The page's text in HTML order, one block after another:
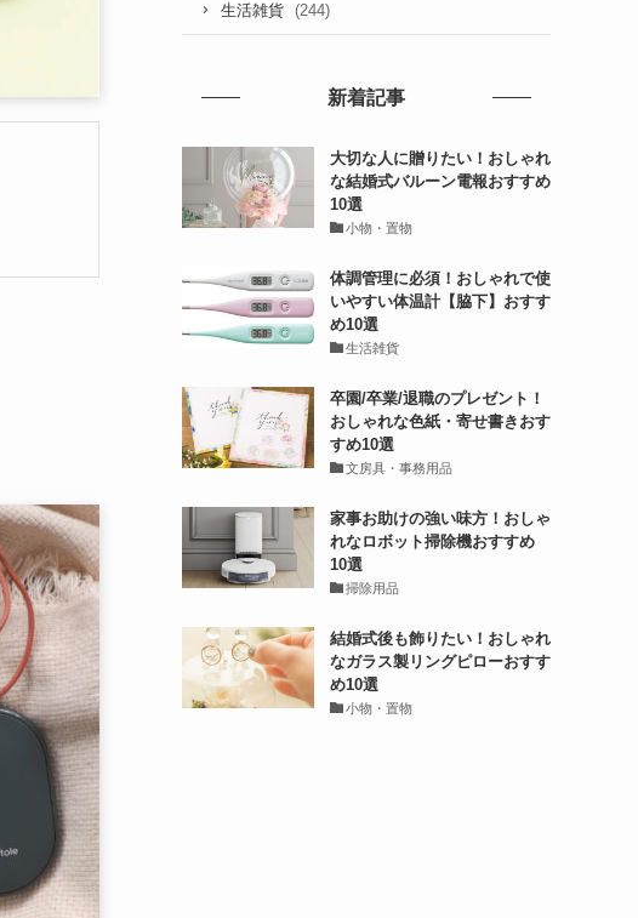
生活雑貨 (244)
新着記事
大切な人に贈りたい！おしゃれ
な結婚式バルーン電報おすすめ
10選
小物・置物
体調管理に必須！おしゃれで使
いやすい体温計【脇下】おすす
め10選
生活雑貨
卒園/卒業/退職のプレゼント！
おしゃれな色紙・寄せ書きおす
すめ10選
文房具・事務用品
家事お助けの強い味方！おしゃ
れなロボット掃除機おすすめ
10選
掃除用品
結婚式後も飾りたい！おしゃれ
なガラス製リングピローおすす
め10選
小物・置物